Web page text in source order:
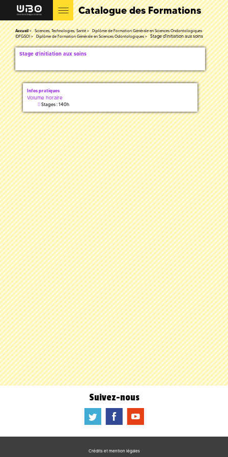
Catalogue des Formations
Accueil Sciences, Technologies, Santé
Diplôme de Formation Générale en Sciences Ondontologiques
(DFGSO)
Diplôme de Formation Générale en Sciences Odontologiques Stage d'initiation aux soins
Stage d'initiation aux soins
Infos pratiques
Volume horaire
Stages : 140h
Suivez-nous
a b f
Crédits et mention légales